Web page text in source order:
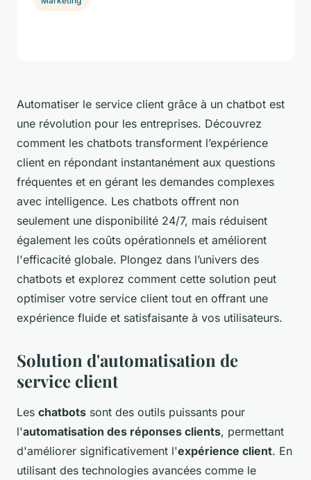
Automatiser le service client grâce à un chatbot est
une révolution pour les entreprises. Découvrez
comment les chatbots transforment l’expérience
client en répondant instantanément aux questions
fréquentes et en gérant les demandes complexes
avec intelligence. Les chatbots offrent non
seulement une disponibilité 24/7, mais réduisent
également les coûts opérationnels et améliorent
l'efficacité globale. Plongez dans l’univers des
chatbots et explorez comment cette solution peut
optimiser votre service client tout en offrant une
expérience fluide et satisfaisante à vos utilisateurs.
Solution d'automatisation de
service client
Les chatbots sont des outils puissants pour
l'automatisation des réponses clients, permettant
d'améliorer significativement l'expérience client. En
utilisant des technologies avancées comme le